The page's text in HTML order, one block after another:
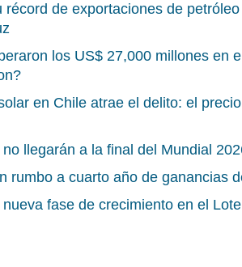
récord de exportaciones de
los US$ 27,000 millones en
en Chile atrae el delito: el
llegarán a la final del Mundial
rumbo a cuarto año de ganancias
fase de crecimiento en el